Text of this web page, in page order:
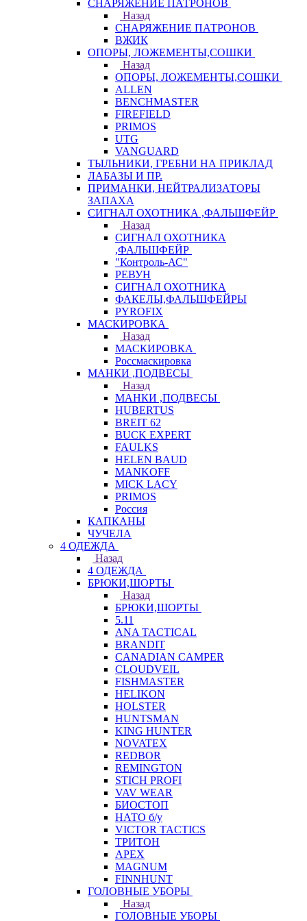
СНАРЯЖЕНИЕ ПАТРОНОВ
Назад
СНАРЯЖЕНИЕ ПАТРОНОВ
ВЖИК
ОПОРЫ, ЛОЖЕМЕНТЫ,СОШКИ
Назад
ОПОРЫ, ЛОЖЕМЕНТЫ,СОШКИ
ALLEN
BENCHMASTER
FIREFIELD
PRIMOS
UTG
VANGUARD
ТЫЛЬНИКИ, ГРЕБНИ НА ПРИКЛАД
ЛАБАЗЫ И ПР.
ПРИМАНКИ, НЕЙТРАЛИЗАТОРЫ
ЗАПАХА
СИГНАЛ ОХОТНИКА ,ФАЛЬШФЕЙР
Назад
СИГНАЛ ОХОТНИКА
,ФАЛЬШФЕЙР
"Контроль-АС"
РЕВУН
СИГНАЛ ОХОТНИКА
ФАКЕЛЫ,ФАЛЬШФЕЙРЫ
PYROFIX
МАСКИРОВКА
Назад
МАСКИРОВКА
Россмаскировка
МАНКИ ,ПОДВЕСЫ
Назад
МАНКИ ,ПОДВЕСЫ
HUBERTUS
BREIT 62
BUCK EXPERT
FAULKS
HELEN BAUD
MANKOFF
MICK LACY
PRIMOS
Россия
КАПКАНЫ
ЧУЧЕЛА
4 ОДЕЖДА
Назад
4 ОДЕЖДА
БРЮКИ,ШОРТЫ
Назад
БРЮКИ,ШОРТЫ
5.11
ANA TACTICAL
BRANDIT
CANADIAN CAMPER
CLOUDVEIL
FISHMASTER
HELIKON
HOLSTER
HUNTSMAN
KING HUNTER
NOVATEX
REDBOR
REMINGTON
STICH PROFI
VAV WEAR
БИОСТОП
НАТО б/у
VICTOR TACTICS
ТРИТОН
APEX
MAGNUM
FINNHUNT
ГОЛОВНЫЕ УБОРЫ
Назад
ГОЛОВНЫЕ УБОРЫ